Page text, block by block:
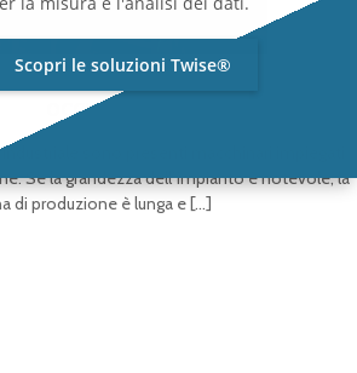
cosa è e di cosa si
occupa
sono presenti macchinari impiegati
Se la grandezza dell’impianto è notevole, la
di produzione è lunga e[…]
Scopri le soluzioni Twise®